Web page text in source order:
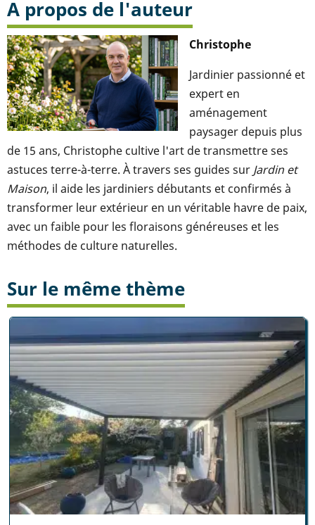
A propos de l'auteur
Christophe
Jardinier passionné et
expert en
aménagement
paysager depuis plus
de 15 ans, Christophe cultive l'art de transmettre ses
astuces terre-à-terre. À travers ses guides sur Jardin et
Maison, il aide les jardiniers débutants et confirmés à
transformer leur extérieur en un véritable havre de paix,
avec un faible pour les floraisons généreuses et les
méthodes de culture naturelles.
Sur le même thème